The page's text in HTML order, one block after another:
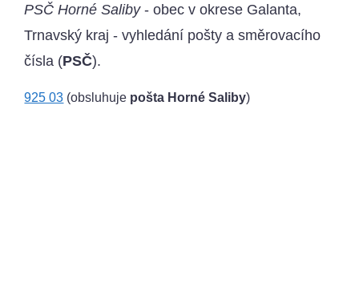
PSČ Horné Saliby- obec v okrese Galanta,
Trnavský kraj - vyhledání pošty a směrovacího
čísla (PSČ).
925 03 (obsluhuje pošta Horné Saliby)